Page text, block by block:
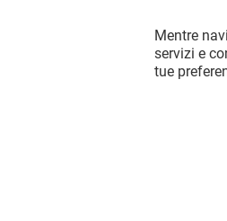
Mentre
servizi e
tue